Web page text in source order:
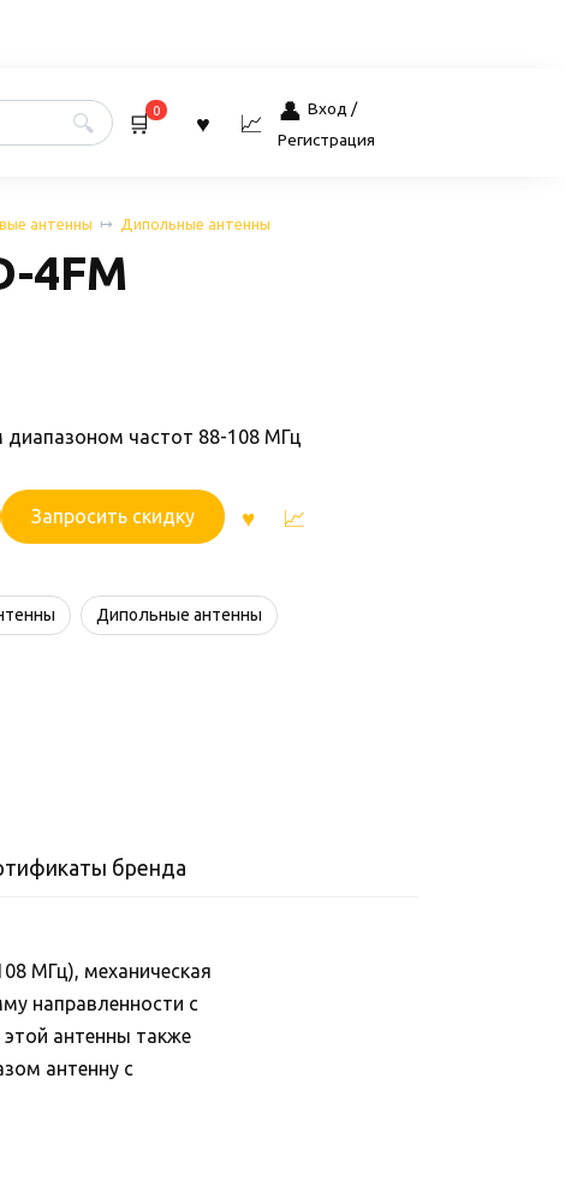
0
Вход /
Регистрация
антенны Дипольные антенны
4FM
диапазоном частот 88-108 МГц
Запросить скидку
Дипольные антенны
бренда
МГц), механическая
направленности с
антенны также
антенну с